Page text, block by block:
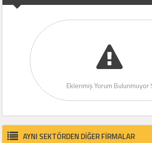
Eklenmiş Yorum Bulunmuyor !
AYNI SEKTÖRDEN DİĞER FİRMALAR